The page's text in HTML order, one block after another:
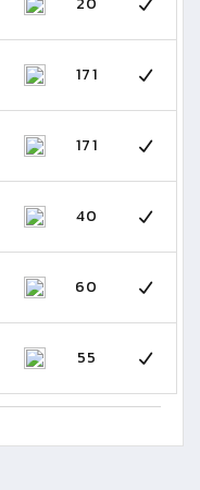
171
171
40
60
55